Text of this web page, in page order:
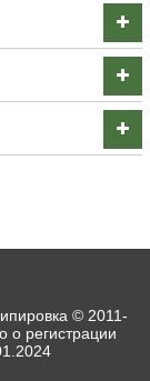
© 2011-
о регистрации